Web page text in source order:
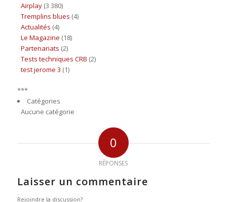
Airplay(3 380)
Tremplins blues (4)
Actualités (4)
Le Magazine (18)
Partenariats (2)
Tests techniques CRB (2)
test jerome 3 (1)
***
Catégories
Aucune catégorie
0
RÉPONSES
Laisser un commentaire
Rejoindre la discussion?